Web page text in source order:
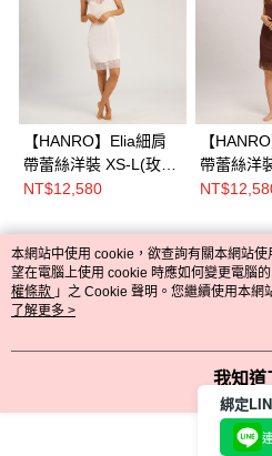
【HANRO】Elia細肩
帶蕾絲洋裝 XS-L(玫瑰
粉)
NT$12,580
【
帶蕾絲洋
力)
熱門標籤
本網站中使用 cookie，欲查詢有關本網站使
望在電腦上使用 cookie 時應如何變更電腦
權條款 」之 Cookie 聲明。您繼續使用本網
用條款之 Cookie 聲明使用 cookie。
了解更多 >
我知道